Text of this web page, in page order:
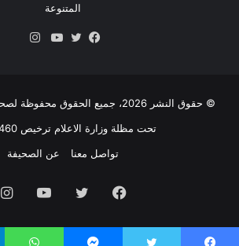
المتنوعة
© حقوق النشر 2026، جميع الحقوق محفوظة لصحيفة مرصد الإلكترونية
تحت مظلة وزارة الاعلام ترخيص 460-2021
تواصل معنا
عن الصحيفة
فيسبوك تويتر يوتيوب